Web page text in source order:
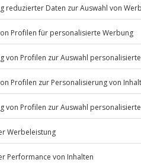
verfügbar
Listenansicht
© OpenStreetMaps